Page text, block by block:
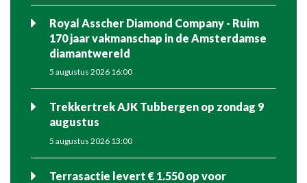
Royal Asscher Diamond Company - Ruim
170 jaar vakmanschap in de Amsterdamse
diamantwereld
5 augustus 2026 16:00
Trekkertrek AJK Tubbergen op zondag 9
augustus
5 augustus 2026 13:00
Terrasactie levert € 1.550 op voor